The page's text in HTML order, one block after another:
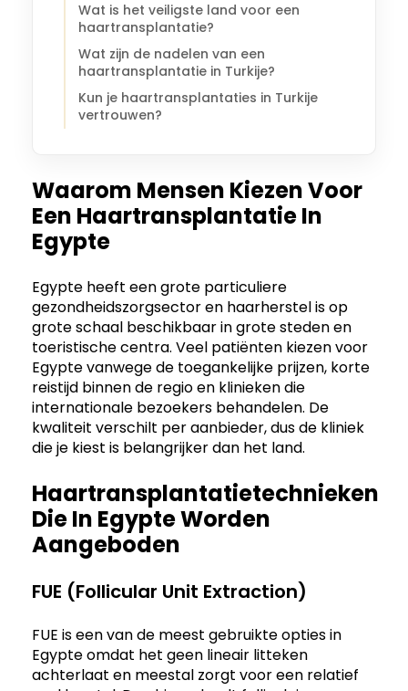
Wat is het veiligste land voor een
haartransplantatie?
Wat zijn de nadelen van een
haartransplantatie in Turkije?
Kun je haartransplantaties in Turkije
vertrouwen?
Waarom Mensen Kiezen Voor
Een Haartransplantatie In
Egypte
Egypte heeft een grote particuliere
gezondheidszorgsector en haarherstel is op
grote schaal beschikbaar in grote steden en
toeristische centra. Veel patiënten kiezen voor
Egypte vanwege de toegankelijke prijzen, korte
reistijd binnen de regio en klinieken die
internationale bezoekers behandelen. De
kwaliteit verschilt per aanbieder, dus de kliniek
die je kiest is belangrijker dan het land.
Haartransplantatietechnieken
Die In Egypte Worden
Aangeboden
FUE (Follicular Unit Extraction)
FUE is een van de meest gebruikte opties in
Egypte omdat het geen lineair litteken
achterlaat en meestal zorgt voor een relatief